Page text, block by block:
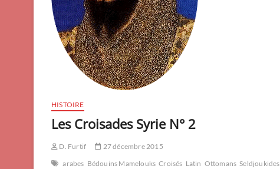
HISTOIRE
Les Croisades Syrie N° 2
D. Furtif
27 décembre 2015
arabes Bédouins Mamelouks Croisés Latin Ottomans Seldjoukides